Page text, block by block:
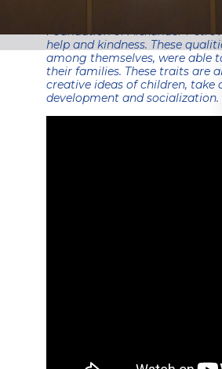
Foundation of Alexander
help and kindness. These
among themselves, were able
their families. These traits are
creative ideas of children, take
development and socialization.